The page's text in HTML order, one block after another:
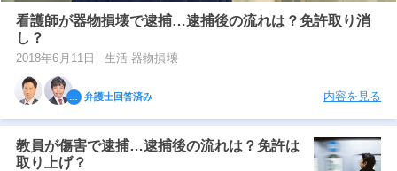
刑事事件の記事一覧
アトムについて
看護師が器物損壊で逮捕…逮捕後の流れは？免許取り消
し？
2018年6月11日 生活 器物損壊
弁護士回答済み 内容を見る
教員が傷害で逮捕…逮捕後の流れは？免許は
取り上げ？